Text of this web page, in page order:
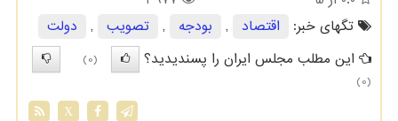
تگهای خبر:
اقتصاد , بودجه , تصویب ,
دولت
این مطلب مجلس ایران را پسندیدید؟
(0)
(0)
X